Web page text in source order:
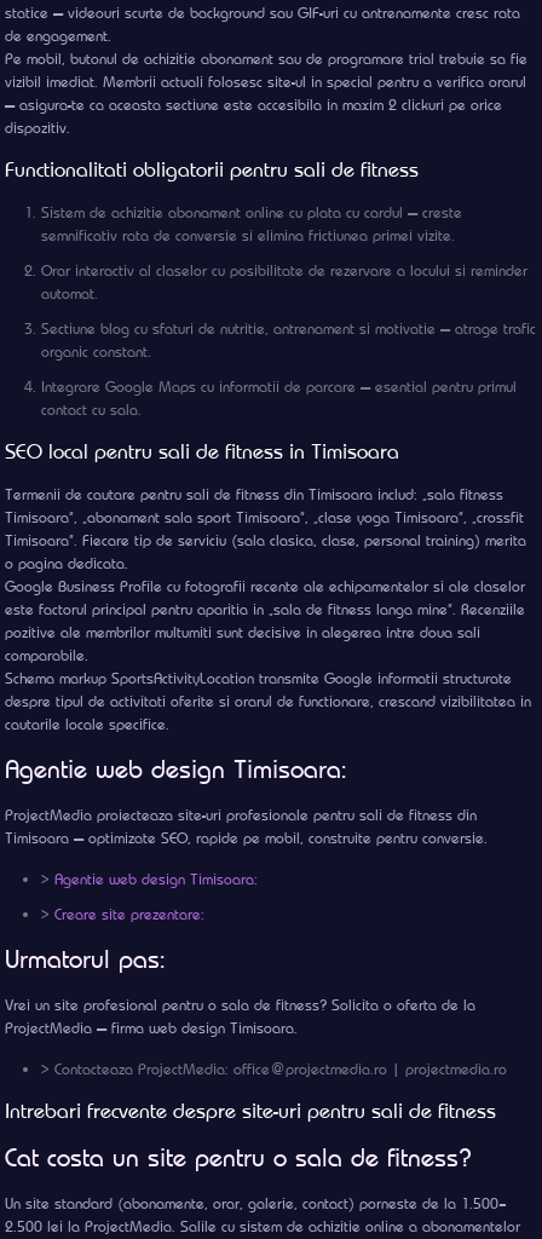
statice — videouri scurte de background sau GIF-uri cu antrenamente cresc rata
de engagement.
Pe mobil, butonul de achizitie abonament sau de programare trial trebuie sa fie
vizibil imediat. Membrii actuali folosesc site-ul in special pentru a verifica orarul
— asigura-te ca aceasta sectiune este accesibila in maxim 2 clickuri pe orice
dispozitiv.
Functionalitati obligatorii pentru sali de fitness
Sistem de achizitie abonament online cu plata cu cardul — creste
semnificativ rata de conversie si elimina frictiunea primei vizite.
Orar interactiv al claselor cu posibilitate de rezervare a locului si reminder
automat.
Sectiune blog cu sfaturi de nutritie, antrenament si motivatie — atrage trafic
organic constant.
Integrare Google Maps cu informatii de parcare — esential pentru primul
contact cu sala.
SEO local pentru sali de fitness in Timisoara
Termenii de cautare pentru sali de fitness din Timisoara includ: „sala fitness
Timisoara”, „abonament sala sport Timisoara”, „clase yoga Timisoara”, „crossfit
Timisoara”. Fiecare tip de serviciu (sala clasica, clase, personal training) merita
o pagina dedicata.
Google Business Profile cu fotografii recente ale echipamentelor si ale claselor
este factorul principal pentru aparitia in „sala de fitness langa mine”. Recenziile
pozitive ale membrilor multumiti sunt decisive in alegerea intre doua sali
comparabile.
Schema markup SportsActivityLocation transmite Google informatii structurate
despre tipul de activitati oferite si orarul de functionare, crescand vizibilitatea in
cautarile locale specifice.
Agentie web design Timisoara:
ProjectMedia proiecteaza site-uri profesionale pentru sali de fitness din
Timisoara — optimizate SEO, rapide pe mobil, construite pentru conversie.
>Agentie web design Timisoara:
> Creare site prezentare:
Urmatorul pas:
Vrei un site profesional pentru o sala de fitness? Solicita o oferta de la
ProjectMedia — firma web design Timisoara.
> Contacteaza ProjectMedia: office@projectmedia.ro | projectmedia.ro
Intrebari frecvente despre site-uri pentru sali de fitness
Cat costa un site pentru o sala de fitness?
Un site standard (abonamente, orar, galerie, contact) porneste de la 1.500–
2.500 lei la ProjectMedia. Salile cu sistem de achizitie online a abonamentelor